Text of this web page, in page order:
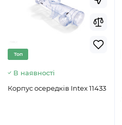
Топ
В наявності
Корпус осередків Intex 11433